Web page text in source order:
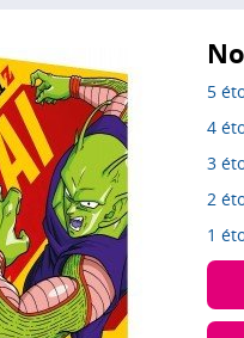
5
4
3
2
1